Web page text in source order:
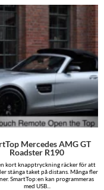
Mercedes AMG GT
Roadster R190
kort knapptryckning räcker för att
stänga taket på distans. Många fler
SmartTop:en kan programmeras
med USB...